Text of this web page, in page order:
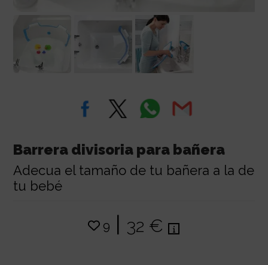
Barrera divisoria para bañera
Adecua el tamaño de tu bañera a la de
tu bebé
9 | 32 €